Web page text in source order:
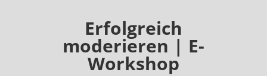
Erfolgreich
moderieren | E-
Workshop